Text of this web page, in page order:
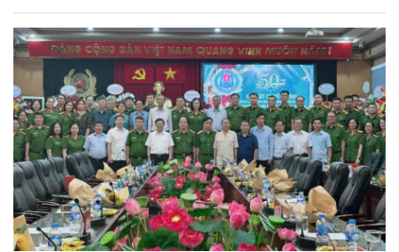
“Phòng chống lừa đảo, bắt cóc trực tuyến” tại Trường Tiểu
học và THCS Hiệp Cường 1.